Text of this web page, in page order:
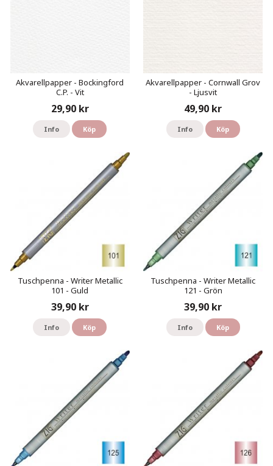
Akvarellpapper - Bockingford
C.P. - Vit
29,90 kr
Info Köp
Akvarellpapper - Cornwall Grov
- Ljusvit
49,90 kr
Info Köp
Tuschpenna - Writer Metallic
101 - Guld
39,90 kr
Info Köp
Tuschpenna - Writer Metallic
121 - Grön
39,90 kr
Info Köp